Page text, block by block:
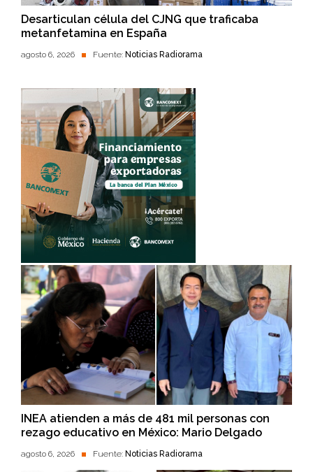
Desarticulan célula del CJNG que traficaba
metanfetamina en España
agosto 6, 2026 Fuente: Noticias Radiorama
INEA atienden a más de 481 mil personas con
rezago educativo en México: Mario Delgado
agosto 6, 2026 Fuente: Noticias Radiorama